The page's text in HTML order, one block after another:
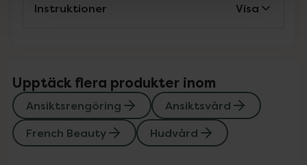
Instruktioner Visa
Upptäck flera produkter inom
Ansiktsrengöring
Ansiktsvård
French Beauty
Hudvård